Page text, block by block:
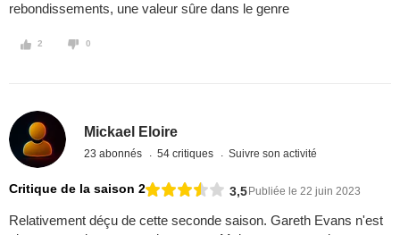
rebondissements, une valeur sûre dans le genre
2 0
Mickael Eloire
23 abonnés 54 critiques Suivre son activité
Critique de la saison 2 3,5 Publiée le 22 juin 2023
Relativement déçu de cette seconde saison. Gareth Evans n'est